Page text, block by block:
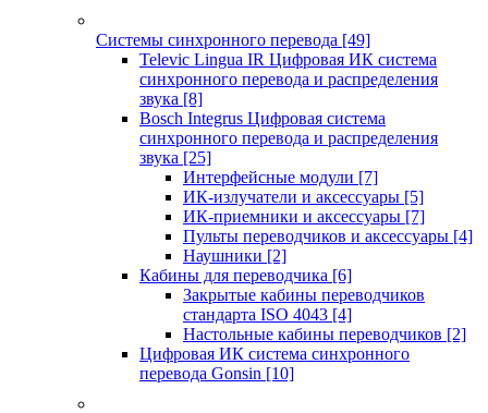
Системы синхронного перевода [49]
Televic Lingua IR Цифровая ИК система
синхронного перевода и распределения
звука [8]
Bosch Integrus Цифровая система
синхронного перевода и распределения
звука [25]
Интерфейсные модули [7]
ИК-излучатели и аксессуары [5]
ИК-приемники и аксессуары [7]
Пульты переводчиков и аксессуары [4]
Наушники [2]
Кабины для переводчика [6]
Закрытые кабины переводчиков
стандарта ISO 4043 [4]
Настольные кабины переводчиков [2]
Цифровая ИК система синхронного
перевода Gonsin [10]